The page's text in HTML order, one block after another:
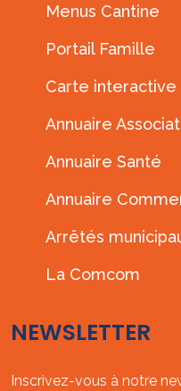
Menus Cantine
Portail Famille
Carte interactive
Annuaire
Annuaire Santé
Annuaire
Arrêtés
La Comcom
NEWSLETTER
Inscrivez-vous à notre